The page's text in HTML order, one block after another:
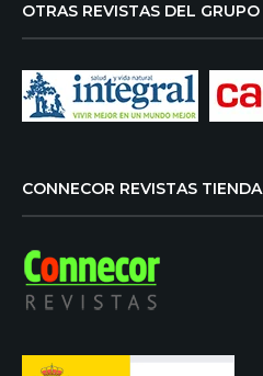
OTRAS REVISTAS DEL GRUPO
CONNECOR REVISTAS TIENDA